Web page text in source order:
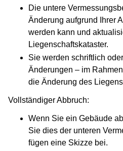
Die untere
Änderung aufgrund Ihrer
werden kann und
Liegenschaftskataster.
Sie werden schriftlich
Änderungen – im
die Änderung des
Vollständiger Abbruch:
Wenn Sie ein Gebäude
Sie dies der unteren
fügen eine Skizze bei.